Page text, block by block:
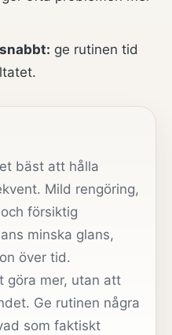
ge rutinen tid
bäst att hålla
Mild rengöring,
försiktig
minska glans,
över tid.
göra mer, utan att
Ge rutinen några
som faktiskt